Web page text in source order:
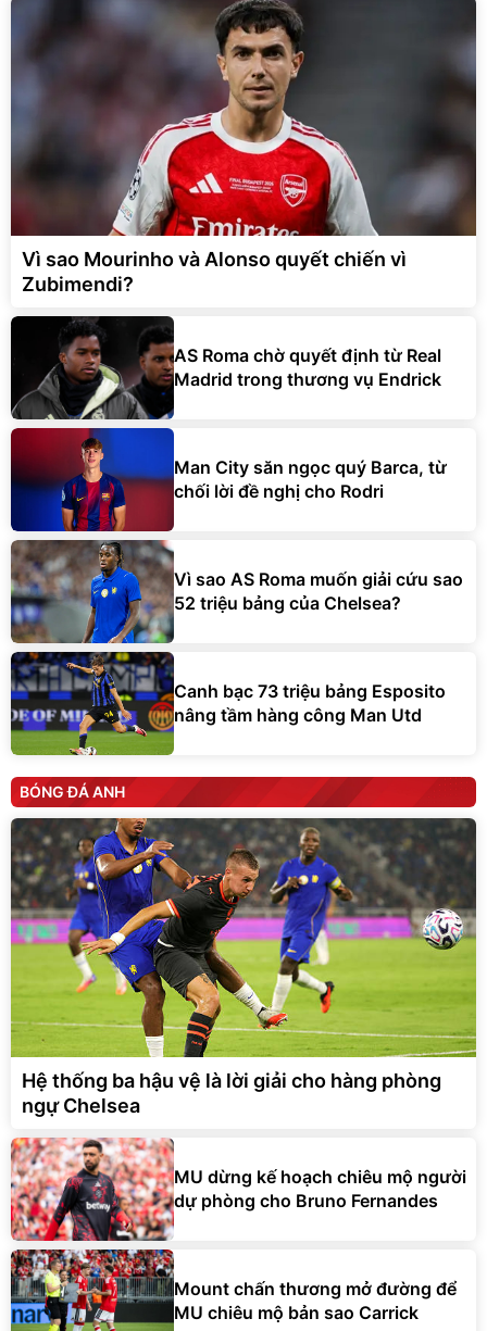
Vì sao Mourinho và Alonso quyết chiến vì
Zubimendi?
AS Roma chờ quyết định từ Real
Madrid trong thương vụ Endrick
Man City săn ngọc quý Barca, từ
chối lời đề nghị cho Rodri
Vì sao AS Roma muốn giải cứu sao
52 triệu bảng của Chelsea?
Canh bạc 73 triệu bảng Esposito
nâng tầm hàng công Man Utd
BÓNG ĐÁ ANH
Hệ thống ba hậu vệ là lời giải cho hàng phòng
ngự Chelsea
MU dừng kế hoạch chiêu mộ người
dự phòng cho Bruno Fernandes
Mount chấn thương mở đường để
MU chiêu mộ bản sao Carrick